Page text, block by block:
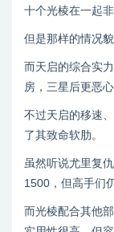
十个光棱在一起非
但是那样的情况
而天启的综合实
房，三星后更恶
不过天启的移速
了其致命软肋。
虽然听说尤里复
1500，但高手们
而光棱配合其他